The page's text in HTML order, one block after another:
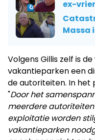
ex-
Massa
Volgens Gillis zelf is
vakantieparken een
de autoriteiten. In het
"Door het
meerdere
exploitatie worden
vakantieparken